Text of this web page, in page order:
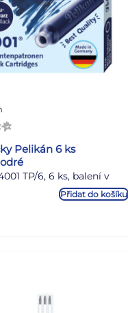
Pelikán 6 ks
TP/6, 6 ks, balení v
Přidat do košíku